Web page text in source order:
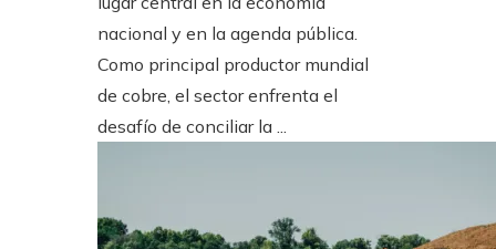
nacional y en la agenda pública.
Como principal productor mundial
de cobre, el sector enfrenta el
desafío de conciliar la ...